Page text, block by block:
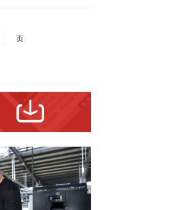
页